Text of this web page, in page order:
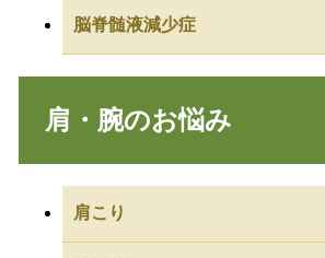
脳脊髄液減少症
肩・腕のお悩み
肩こり